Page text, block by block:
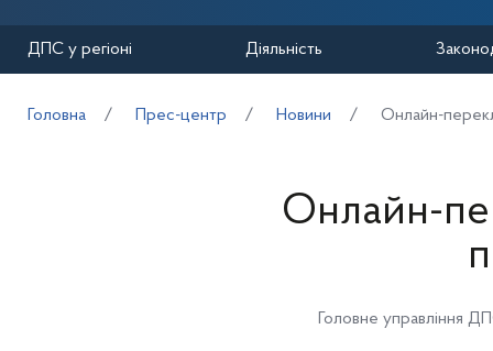
ДПС у регіоні Діяльність
Головна Прес-центр Новини Онлайн-
Онлайн-
Головне управління